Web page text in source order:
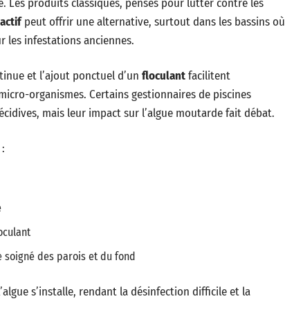
Les produits classiques, pensés pour lutter contre les
peut offrir une alternative, surtout dans les bassins où
les infestations anciennes.
et l’ajout ponctuel d’un floculantfacilitent
organismes. Certains gestionnaires de piscines
mais leur impact sur l’algue moutarde fait débat.
soigné des parois et du fond
s’installe, rendant la désinfection difficile et la